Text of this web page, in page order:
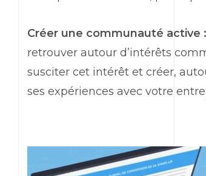
Créer une communauté active :
retrouver autour d’intérêts
susciter cet intérêt et créer,
ses expériences avec votre